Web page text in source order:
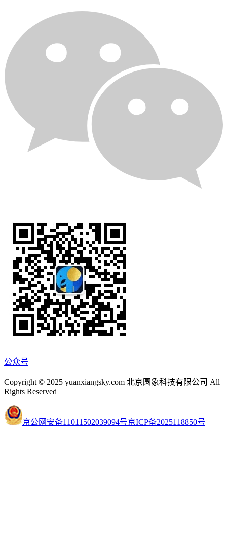
公众号
Copyright © 2025 yuanxiangsky.com 北京圆象科技有限公司 All
Rights Reserved
京公网安备11011502039094号京ICP备2025118850号